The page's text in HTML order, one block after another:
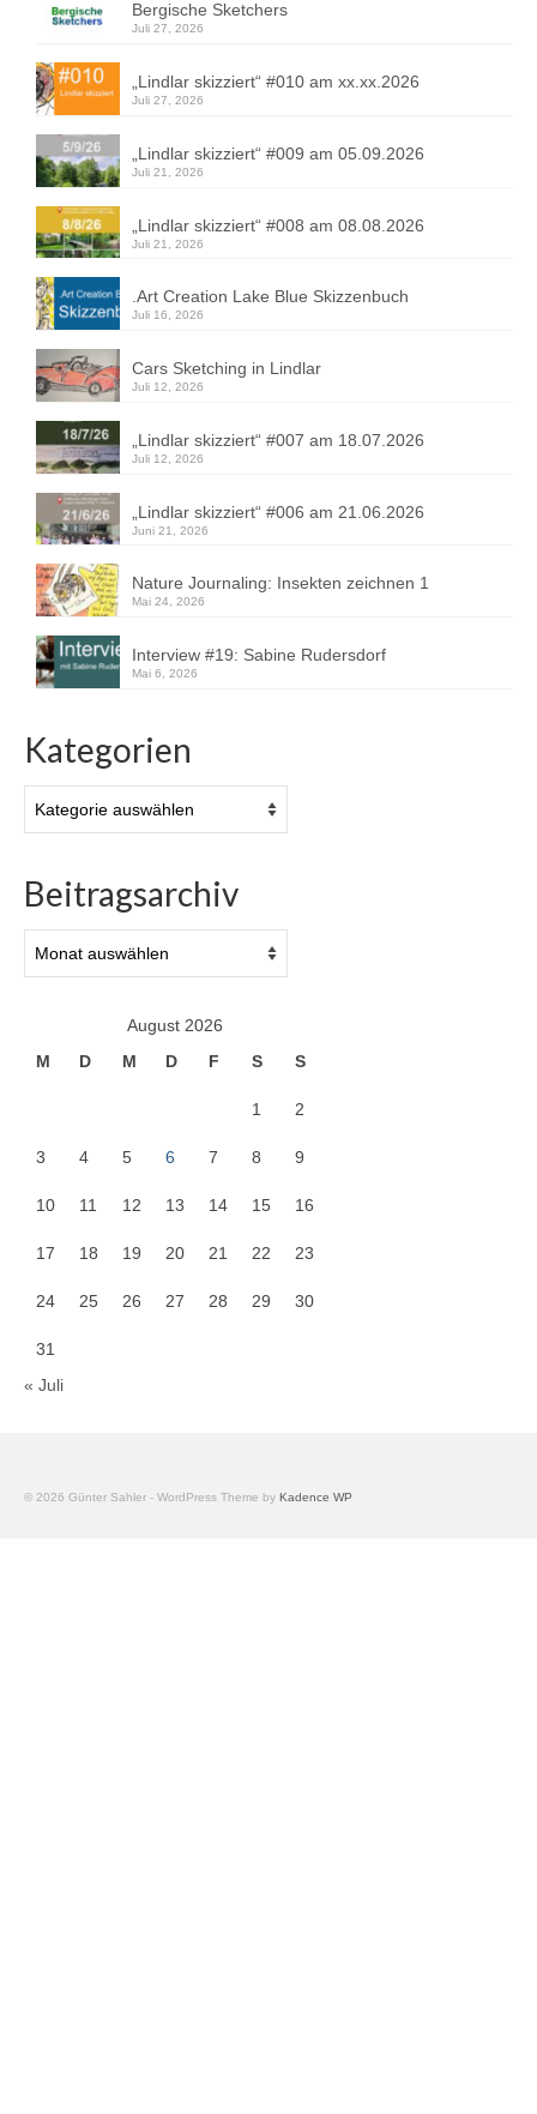
Bergische Sketchers
Juli 27, 2026
„Lindlar skizziert“ #010 am xx.xx.2026
Juli 27, 2026
„Lindlar skizziert“ #009 am 05.09.2026
Juli 21, 2026
„Lindlar skizziert“ #008 am 08.08.2026
Juli 21, 2026
.Art Creation Lake Blue Skizzenbuch
Juli 16, 2026
Cars Sketching in Lindlar
Juli 12, 2026
„Lindlar skizziert“ #007 am 18.07.2026
Juli 12, 2026
„Lindlar skizziert“ #006 am 21.06.2026
Juni 21, 2026
Nature Journaling: Insekten zeichnen 1
Mai 24, 2026
Interview #19: Sabine Rudersdorf
Mai 6, 2026
Kategorien
Beitragsarchiv
August 2026
M
D M D F S S
1 2
3 4 5 6 7 8 9
10 11 12 13 14 15 16
17 18 19 20 21 22 23
24 25 26 27 28 29 30
31
« Juli
© 2026 Günter Sahler - WordPress Theme by Kadence WP